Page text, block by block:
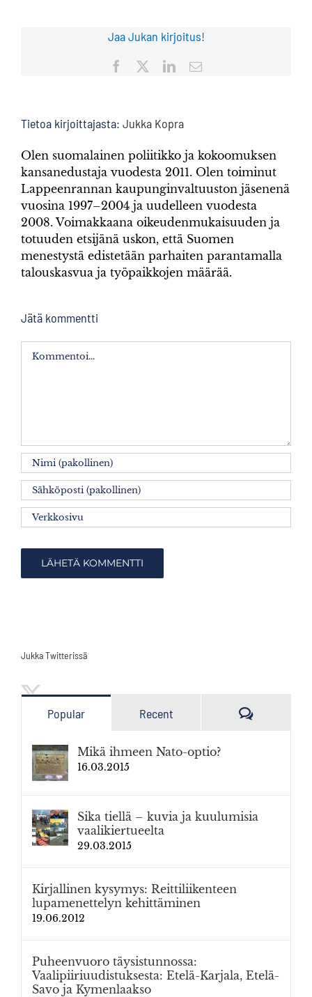
Jaa Jukan kirjoitus!
Facebook LinkedInSähköposti
Tietoa kirjoittajasta: Jukka Kopra
Olen suomalainen poliitikko ja kokoomuksen
kansanedustaja vuodesta 2011. Olen toiminut
Lappeenrannan kaupunginvaltuuston jäsenenä
vuosina 1997–2004 ja uudelleen vuodesta
2008. Voimakkaana oikeudenmukaisuuden ja
totuuden etsijänä uskon, että Suomen
menestystä edistetään parhaiten parantamalla
talouskasvua ja työpaikkojen määrää.
Jätä kommentti
Jukka Twitterissä
Popular Recent Kommenttia
Mikä ihmeen Nato-optio?
16.03.2015
Sika tiellä – kuvia ja kuulumisia
vaalikiertueelta
29.03.2015
Kirjallinen kysymys: Reittiliikenteen
lupamenettelyn kehittäminen
19.06.2012
Puheenvuoro täysistunnossa:
Vaalipiiriuudistuksesta: Etelä-Karjala, Etelä-
Savo ja Kymenlaakso